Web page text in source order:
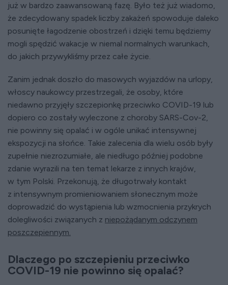
już w bardzo zaawansowaną fazę. Było też już wiadomo,
że zdecydowany spadek liczby zakażeń spowoduje daleko
posunięte łagodzenie obostrzeń i dzięki temu będziemy
mogli spędzić wakacje w niemal normalnych warunkach,
do jakich przywykliśmy przez całe życie.
Zanim jednak doszło do masowych wyjazdów na urlopy,
włoscy naukowcy przestrzegali, że osoby, które
niedawno przyjęły szczepionkę przeciwko COVID-19 lub
dopiero co zostały wyleczone z choroby SARS-Cov-2,
nie powinny się opalać i w ogóle unikać intensywnej
ekspozycji na słońce. Takie zalecenia dla wielu osób były
zupełnie niezrozumiałe, ale niedługo później podobne
zdanie wyrazili na ten temat lekarze z innych krajów,
w tym Polski. Przekonują, że długotrwały kontakt
z intensywnym promieniowaniem słonecznym może
doprowadzić do wystąpienia lub wzmocnienia przykrych
dolegliwości związanych z niepożądanym odczynem
poszczepiennym.
Dlaczego po szczepieniu przeciwko
COVID-19 nie powinno się opalać?